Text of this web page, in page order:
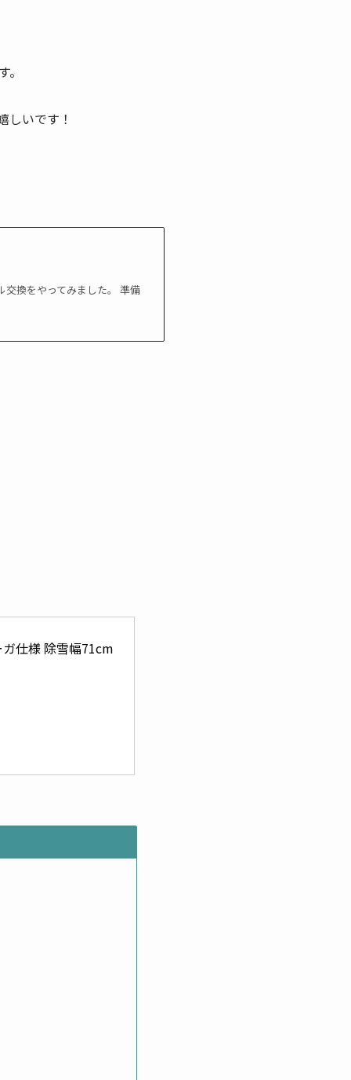
しいです！
交換をやってみました。 準備
仕様 除雪幅71cm